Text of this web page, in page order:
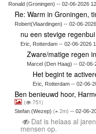
Ronald (Groningen) -- 02-06-2026
Re: Warm in Groningen,
Robert(Vlaardingen) -- 02-06-
nu een stevige
Eric, Rotterdam -- 02-06-2026
Zware/matige regen
Marcel (Den Haag) -- 02-06-
Het begint te
Eric, Rotterdam -- 02-06-
Ben benieuwd hoor,
( 751)
Stefan (Wezep) ( 2m) -- 02-06-
Dat is helaas al
mensen op.